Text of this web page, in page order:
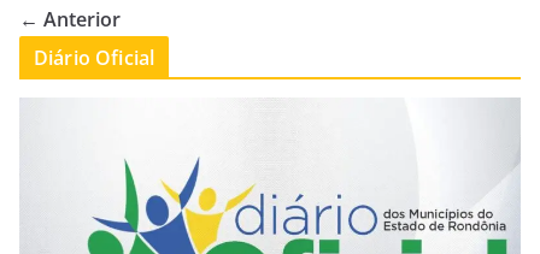
← Anterior
Diário Oficial